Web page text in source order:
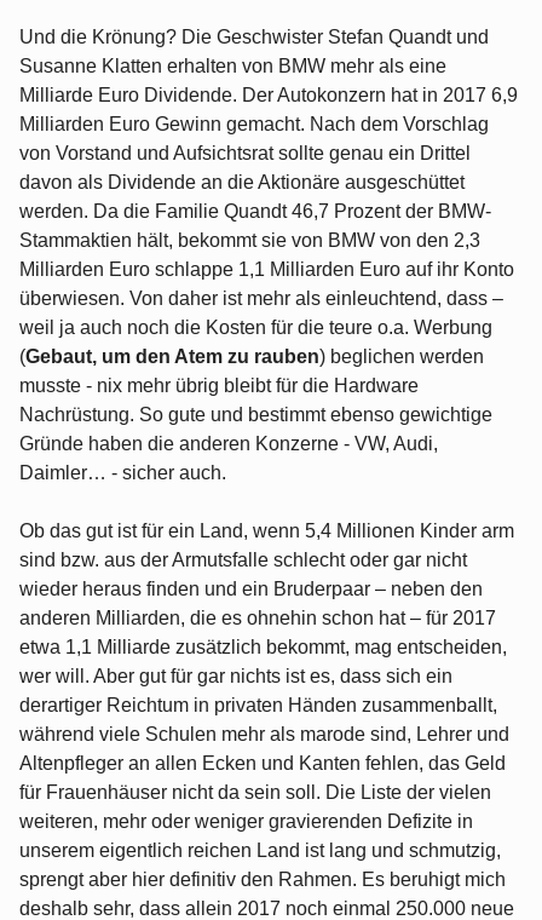
Und die Krönung? Die Geschwister Stefan Quandt und
Susanne Klatten erhalten von BMW mehr als eine
Milliarde Euro Dividende. Der Autokonzern hat in 2017 6,9
Milliarden Euro Gewinn gemacht. Nach dem Vorschlag
von Vorstand und Aufsichtsrat sollte genau ein Drittel
davon als Dividende an die Aktionäre ausgeschüttet
werden. Da die Familie Quandt 46,7 Prozent der BMW-
Stammaktien hält, bekommt sie von BMW von den 2,3
Milliarden Euro schlappe 1,1 Milliarden Euro auf ihr Konto
überwiesen. Von daher ist mehr als einleuchtend, dass –
weil ja auch noch die Kosten für die teure o.a. Werbung
(Gebaut, um den Atem zu rauben) beglichen werden
musste - nix mehr übrig bleibt für die Hardware
Nachrüstung. So gute und bestimmt ebenso gewichtige
Gründe haben die anderen Konzerne - VW, Audi,
Daimler… - sicher auch.
Ob das gut ist für ein Land, wenn 5,4 Millionen Kinder arm
sind bzw. aus der Armutsfalle schlecht oder gar nicht
wieder heraus finden und ein Bruderpaar – neben den
anderen Milliarden, die es ohnehin schon hat – für 2017
etwa 1,1 Milliarde zusätzlich bekommt, mag entscheiden,
wer will. Aber gut für gar nichts ist es, dass sich ein
derartiger Reichtum in privaten Händen zusammenballt,
während viele Schulen mehr als marode sind, Lehrer und
Altenpfleger an allen Ecken und Kanten fehlen, das Geld
für Frauenhäuser nicht da sein soll. Die Liste der vielen
weiteren, mehr oder weniger gravierenden Defizite in
unserem eigentlich reichen Land ist lang und schmutzig,
sprengt aber hier definitiv den Rahmen. Es beruhigt mich
deshalb sehr, dass allein 2017 noch einmal 250.000 neue